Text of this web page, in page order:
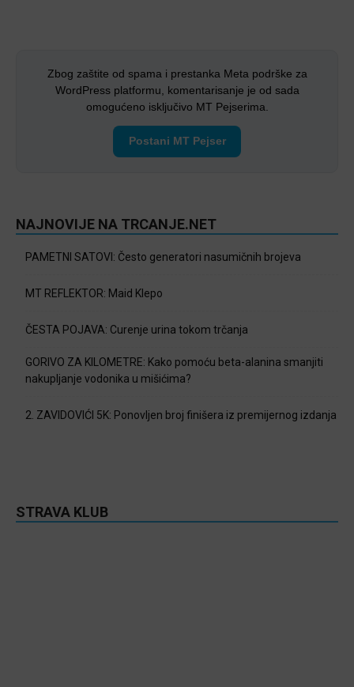
Zbog zaštite od spama i prestanka Meta podrške za
WordPress platformu, komentarisanje je od sada
omogućeno isključivo MT Pejserima.
Postani MT Pejser
NAJNOVIJE NA TRCANJE.NET
PAMETNI SATOVI: Često generatori nasumičnih brojeva
MT REFLEKTOR: Maid Klepo
ČESTA POJAVA: Curenje urina tokom trčanja
GORIVO ZA KILOMETRE: Kako pomoću beta-alanina smanjiti
nakupljanje vodonika u mišićima?
2. ZAVIDOVIĆI 5K: Ponovljen broj finišera iz premijernog izdanja
STRAVA KLUB